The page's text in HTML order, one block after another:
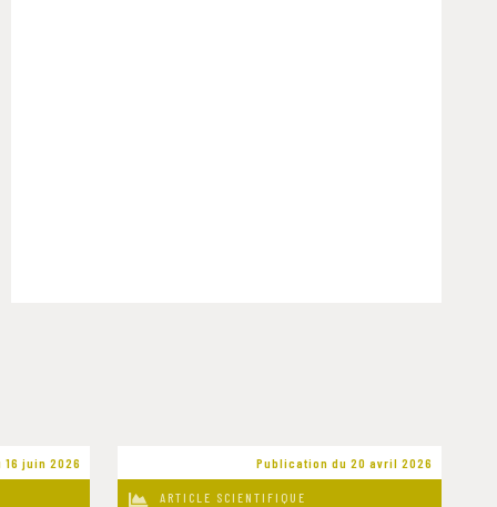
juin 2026 Publication du 20 avril 2026
ARTICLE SCIENTIFIQUE